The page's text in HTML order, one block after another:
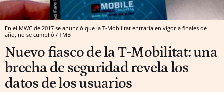
En el MWC de 2017 se anunció que la T-Mobilitat entraría en vigor a finales de
año, no se cumplió / TMB
Nuevo fiasco de la T-Mobilitat: una
brecha de seguridad revela los
datos de los usuarios